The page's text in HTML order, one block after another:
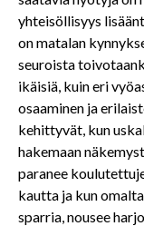
yhteisöllisyys
on matalan
seuroista
ikäisiä, kuin eri
osaaminen ja
kehittyvät, kun
hakemaan
paranee
kautta ja kun
sparria, nousee